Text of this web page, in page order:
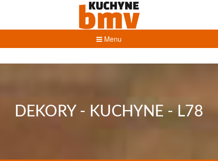
Menu
DEKORY - KUCHYNE - L78